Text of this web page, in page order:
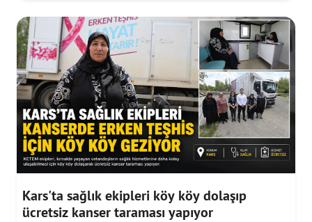
Kars'ta sağlık ekipleri köy köy dolaşıp
ücretsiz kanser taraması yapıyor